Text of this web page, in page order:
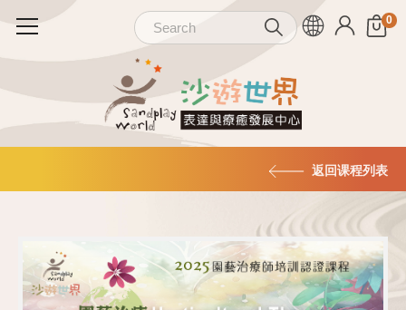
返回课程列表